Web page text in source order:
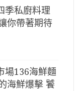
季私廚料理
你帶著期待
場136海鮮麵
海鮮爆擊 饕